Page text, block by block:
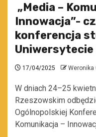
„Media –
Innowacja”-
konferencja
17/04/2025 Weronika
W dniach 24–25
Rzeszowskim
Ogólnopolskiej
Komunikacja –